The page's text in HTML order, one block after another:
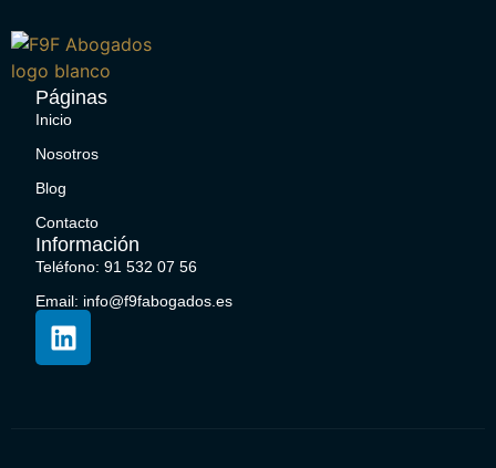
Páginas
Inicio
Nosotros
Blog
Contacto
Información
Teléfono: 91 532 07 56
Email: info@f9fabogados.es